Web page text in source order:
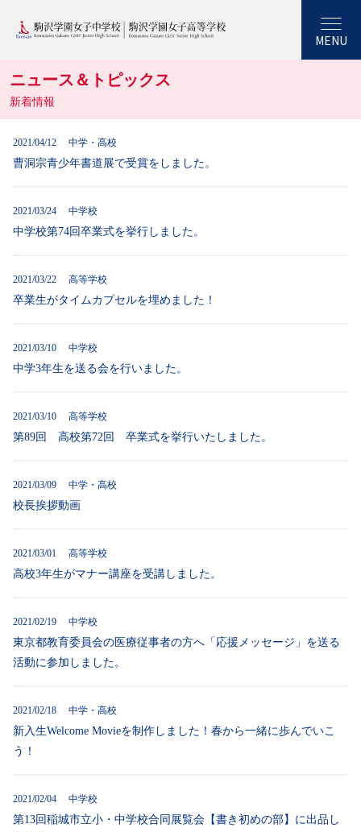
MENU
ニュース＆トピックス
新着情報
2021/04/12 中学・高校
曹洞宗青少年書道展で受賞をしました。
2021/03/24 中学校
中学校第74回卒業式を挙行しました。
2021/03/22 高等学校
卒業生がタイムカプセルを埋めました！
2021/03/10 中学校
中学3年生を送る会を行いました。
2021/03/10 高等学校
第89回 高校第72回 卒業式を挙行いたしました。
2021/03/09 中学・高校
校長挨拶動画
2021/03/01 高等学校
高校3年生がマナー講座を受講しました。
2021/02/19 中学校
東京都教育委員会の医療従事者の方へ「応援メッセージ」を送る
活動に参加しました。
2021/02/18 中学・高校
新入生Welcome Movieを制作しました！春から一緒に歩んでいこ
う！
2021/02/04 中学校
第13回稲城市立小・中学校合同展覧会【書き初めの部】に出品し